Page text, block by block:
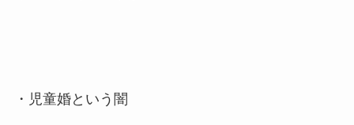
・児童婚という闇